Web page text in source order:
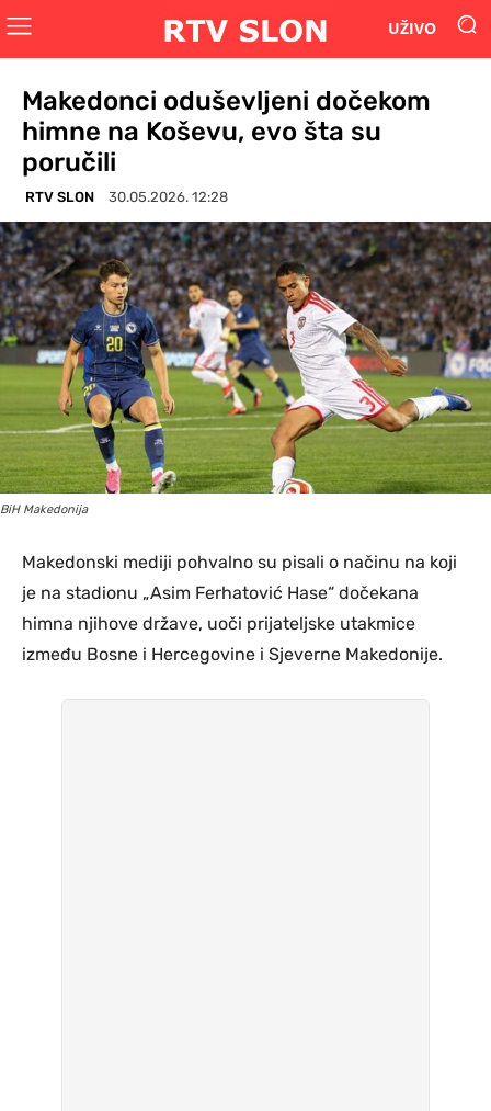
UŽIVO
Makedonci oduševljeni dočekom
himne na Koševu, evo šta su
poručili
RTV SLON 30.05.2026. 12:28
BiH Makedonija
Makedonski mediji pohvalno su pisali o načinu na koji
je na stadionu „Asim Ferhatović Hase“ dočekana
himna njihove države, uoči prijateljske utakmice
između Bosne i Hercegovine i Sjeverne Makedonije.